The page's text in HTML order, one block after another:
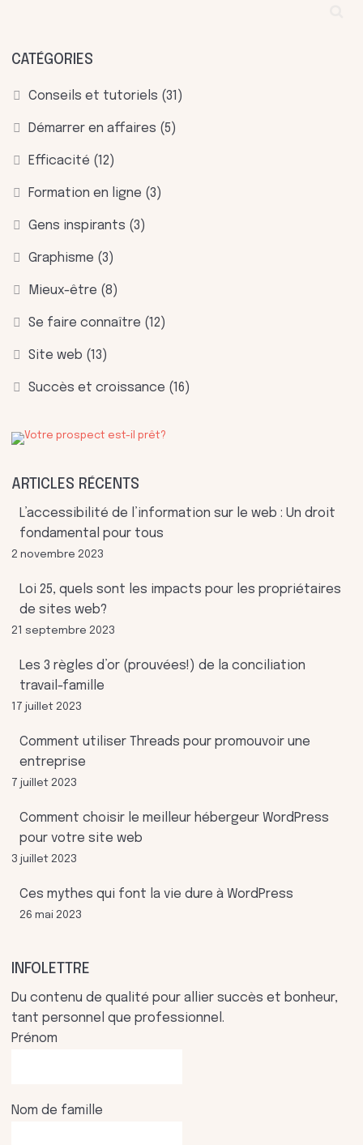
CATÉGORIES
Conseils et tutoriels (31)
Démarrer en affaires (5)
Efficacité (12)
Formation en ligne (3)
Gens inspirants (3)
Graphisme (3)
Mieux-être (8)
Se faire connaître (12)
Site web (13)
Succès et croissance (16)
ARTICLES RÉCENTS
L’accessibilité de l’information sur le web : Un droit
fondamental pour tous
2 novembre 2023
Loi 25, quels sont les impacts pour les propriétaires
de sites web?
21 septembre 2023
Les 3 règles d’or (prouvées!) de la conciliation
travail-famille
17 juillet 2023
Comment utiliser Threads pour promouvoir une
entreprise
7 juillet 2023
Comment choisir le meilleur hébergeur WordPress
pour votre site web
3 juillet 2023
Ces mythes qui font la vie dure à WordPress
26 mai 2023
INFOLETTRE
Du contenu de qualité pour allier succès et bonheur,
tant personnel que professionnel.
Prénom
Nom de famille